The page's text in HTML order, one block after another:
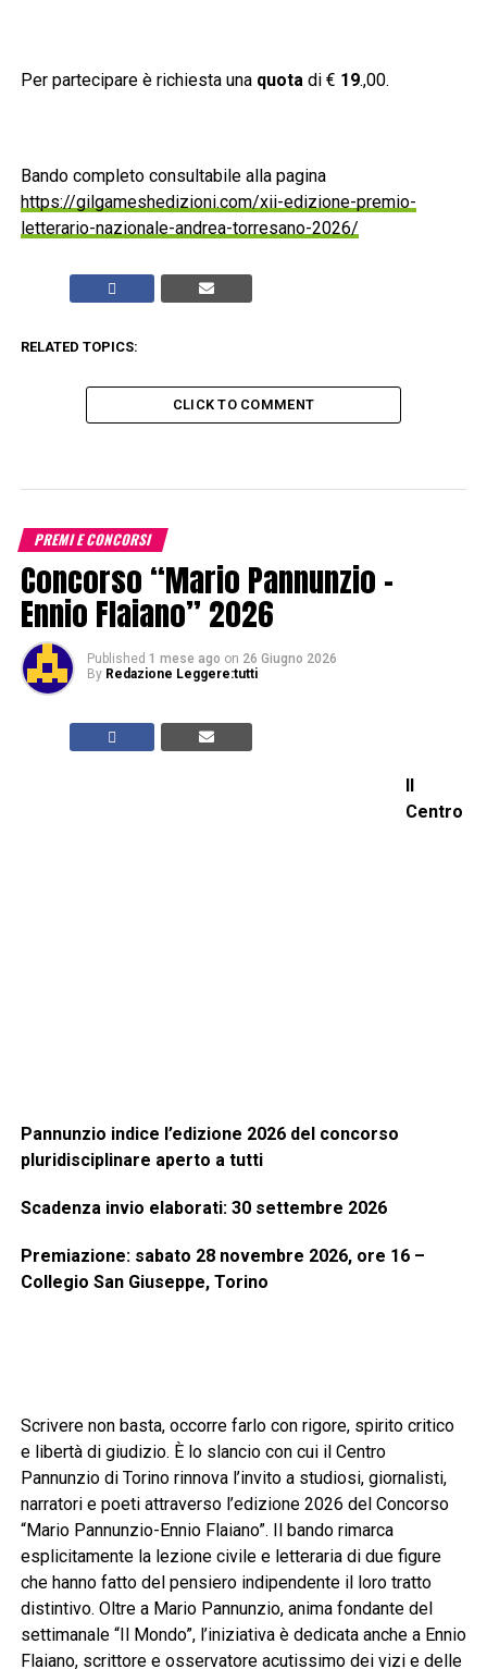
Per partecipare è richiesta una quotadi € 19.,00.
Bando completo consultabile alla pagina
https://gilgameshedizioni.com/xii-edizione-premio-
letterario-nazionale-andrea-torresano-2026/
RELATED TOPICS:
CLICK TO COMMENT
PREMI E CONCORSI
Concorso “Mario Pannunzio –
Ennio Flaiano” 2026
Published 1 mese ago on 26 Giugno 2026
By Redazione Leggere:tutti
Centro
Pannunzio indice l’edizione 2026 del concorso
pluridisciplinare aperto a tutti
Scadenza invio elaborati: 30 settembre 2026
Premiazione: sabato 28 novembre 2026, ore 16 –
Collegio San Giuseppe, Torino
Scrivere non basta, occorre farlo con rigore, spirito critico
e libertà di giudizio. È lo slancio con cui il Centro
Pannunzio di Torino rinnova l’invito a studiosi, giornalisti,
narratori e poeti attraverso l’edizione 2026 del Concorso
“Mario Pannunzio-Ennio Flaiano”. Il bando rimarca
esplicitamente la lezione civile e letteraria di due figure
che hanno fatto del pensiero indipendente il loro tratto
distintivo. Oltre a Mario Pannunzio, anima fondante del
settimanale “Il Mondo”, l’iniziativa è dedicata anche a Ennio
Flaiano, scrittore e osservatore acutissimo dei vizi e delle